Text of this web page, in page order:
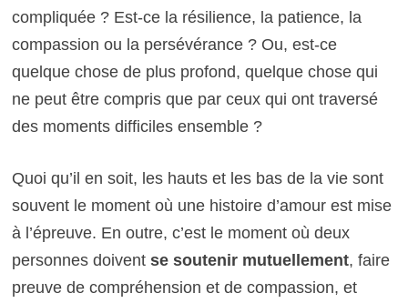
compliquée ? Est-ce la résilience, la patience, la
compassion ou la persévérance ? Ou, est-ce
quelque chose de plus profond, quelque chose qui
ne peut être compris que par ceux qui ont traversé
des moments difficiles ensemble ?
Quoi qu’il en soit, les hauts et les bas de la vie sont
souvent le moment où une histoire d’amour est mise
à l’épreuve. En outre, c’est le moment où deux
personnes doivent se soutenir mutuellement, faire
preuve de compréhension et de compassion, et